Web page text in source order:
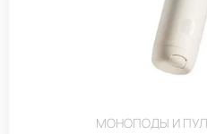
МОНОПОДЫ И